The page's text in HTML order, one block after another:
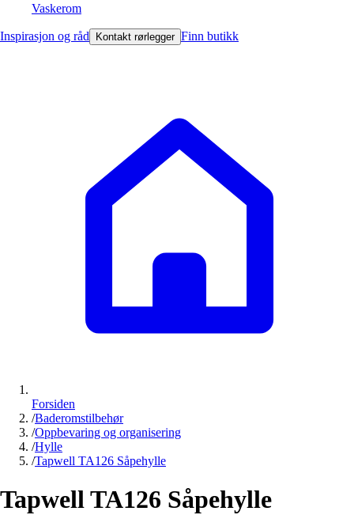
Vaskerom
Inspirasjon og råd Kontakt rørlegger Finn butikk
Forsiden
/Baderomstilbehør
/Oppbevaring og organisering
/Hylle
/Tapwell TA126 Såpehylle
Tapwell TA126 Såpehylle